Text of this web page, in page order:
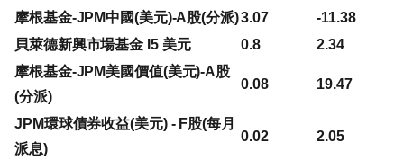
摩根基金-JPM中國(美元)-A股(分派)3.07
-11.38
貝萊德新興市場基金 I5 美元
0.8
2.34
摩根基金-JPM美國價值(美元)-A股
(分派)
0.08 19.47
JPM環球債券收益(美元) - F股(每月
派息)
0.02 2.05